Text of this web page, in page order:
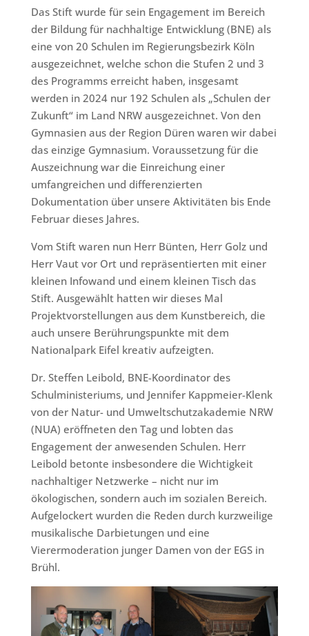
Das Stift wurde für sein Engagement im Bereich
der Bildung für nachhaltige Entwicklung (BNE) als
eine von 20 Schulen im Regierungsbezirk Köln
ausgezeichnet, welche schon die Stufen 2 und 3
des Programms erreicht haben, insgesamt
werden in 2024 nur 192 Schulen als „Schulen der
Zukunft“ im Land NRW ausgezeichnet. Von den
Gymnasien aus der Region Düren waren wir dabei
das einzige Gymnasium. Voraussetzung für die
Auszeichnung war die Einreichung einer
umfangreichen und differenzierten
Dokumentation über unsere Aktivitäten bis Ende
Februar dieses Jahres.
Vom Stift waren nun Herr Bünten, Herr Golz und
Herr Vaut vor Ort und repräsentierten mit einer
kleinen Infowand und einem kleinen Tisch das
Stift. Ausgewählt hatten wir dieses Mal
Projektvorstellungen aus dem Kunstbereich, die
auch unsere Berührungspunkte mit dem
Nationalpark Eifel kreativ aufzeigten.
Dr. Steffen Leibold, BNE-Koordinator des
Schulministeriums, und Jennifer Kappmeier-Klenk
von der Natur- und Umweltschutzakademie NRW
(NUA) eröffneten den Tag und lobten das
Engagement der anwesenden Schulen. Herr
Leibold betonte insbesondere die Wichtigkeit
nachhaltiger Netzwerke – nicht nur im
ökologischen, sondern auch im sozialen Bereich.
Aufgelockert wurden die Reden durch kurzweilige
musikalische Darbietungen und eine
Vierermoderation junger Damen von der EGS in
Brühl.